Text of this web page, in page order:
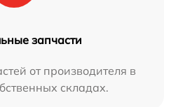
запчасти
от производителя в
складах.